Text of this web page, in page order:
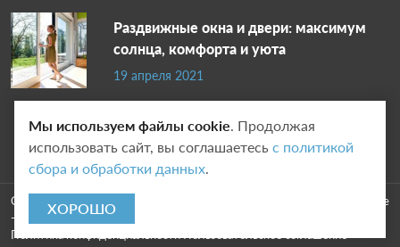
Раздвижные окна и двери: максимум
солнца, комфорта и уюта
19 апреля 2021
Copyright © 2020 - 2026. Юнитэк Обнинск. Разработка и продвижение
-
Vegas Studio
Политика конфиденциальностиПользовательское соглашение
Мы используем файлы cookie. Продолжая
использовать сайт, вы соглашаетесь с политикой
сбора и обработки данных.
ХОРОШО